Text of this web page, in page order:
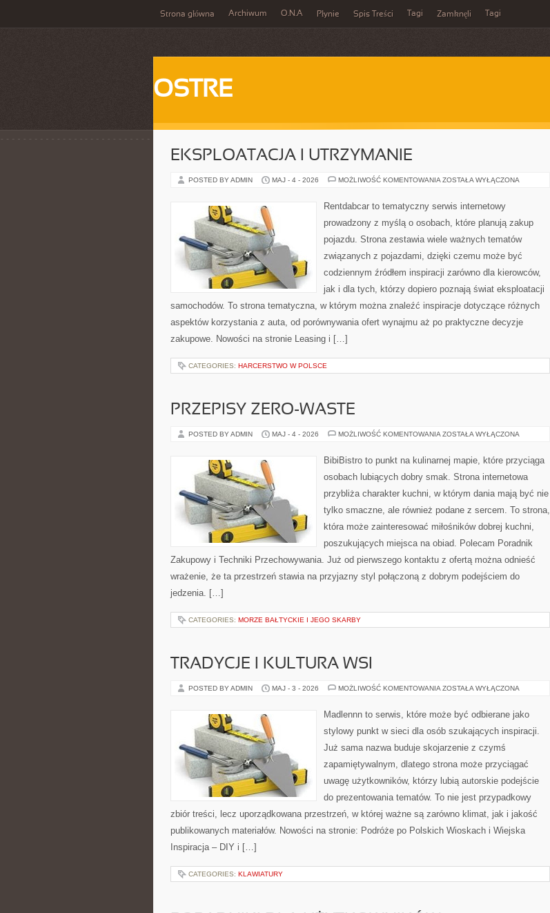
Strona główna Archiwum O.N.A Płynie Spis Treści Tagi Zamknęli Tagi
OSTRE
EKSPLOATACJA I UTRZYMANIE
POSTED BY ADMIN MAJ - 4 - 2026 MOŻLIWOŚĆ KOMENTOWANIA EKSPLOATACJA
ZOSTAŁA WYŁĄCZONA
Rentdabcar to tematyczny serwis internetowy
prowadzony z myślą o osobach, które planują zakup
pojazdu. Strona zestawia wiele ważnych tematów
związanych z pojazdami, dzięki czemu może być
codziennym źródłem inspiracji zarówno dla kierowców,
jak i dla tych, którzy dopiero poznają świat eksploatacji
samochodów. To strona tematyczna, w którym można znaleźć inspiracje dotyczące różnych
aspektów korzystania z auta, od porównywania ofert wynajmu aż po praktyczne decyzje
zakupowe. Nowości na stronie Leasing i […]
CATEGORIES: HARCERSTWO W POLSCE
PRZEPISY ZERO-WASTE
POSTED BY ADMIN MAJ - 4 - 2026 MOŻLIWOŚĆ KOMENTOWANIA PRZEPISY
ZOSTAŁA WYŁĄCZONA
BibiBistro to punkt na kulinarnej mapie, które przyciąga
osobach lubiących dobry smak. Strona internetowa
przybliża charakter kuchni, w którym dania mają być nie
tylko smaczne, ale również podane z sercem. To strona,
która może zainteresować miłośników dobrej kuchni,
poszukujących miejsca na obiad. Polecam Poradnik
Zakupowy i Techniki Przechowywania. Już od pierwszego kontaktu z ofertą można odnieść
wrażenie, że ta przestrzeń stawia na przyjazny styl połączoną z dobrym podejściem do
jedzenia. […]
CATEGORIES: MORZE BAŁTYCKIE I JEGO SKARBY
TRADYCJE I KULTURA WSI
POSTED BY ADMIN MAJ - 3 - 2026 MOŻLIWOŚĆ KOMENTOWANIA TRADYCJE
WSI
ZOSTAŁA WYŁĄCZONA
Madlennn to serwis, które może być odbierane jako
stylowy punkt w sieci dla osób szukających inspiracji.
Już sama nazwa buduje skojarzenie z czymś
zapamiętywalnym, dlatego strona może przyciągać
uwagę użytkowników, którzy lubią autorskie podejście
do prezentowania tematów. To nie jest przypadkowy
zbiór treści, lecz uporządkowana przestrzeń, w której ważne są zarówno klimat, jak i jakość
publikowanych materiałów. Nowości na stronie: Podróże po Polskich Wioskach i Wiejska
Inspiracja – DIY i […]
CATEGORIES: KLAWIATURY